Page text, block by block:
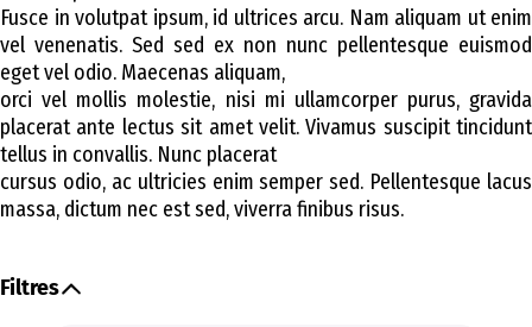
Fusce in volutpat ipsum, id ultrices arcu. Nam aliquam ut enim
vel venenatis. Sed sed ex non nunc pellentesque euismod
eget vel odio. Maecenas aliquam,
orci vel mollis molestie, nisi mi ullamcorper purus, gravida
placerat ante lectus sit amet velit. Vivamus suscipit tincidunt
tellus in convallis. Nunc placerat
cursus odio, ac ultricies enim semper sed. Pellentesque lacus
massa, dictum nec est sed, viverra finibus risus.
Filtres